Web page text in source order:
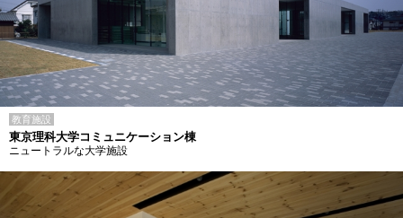
教育施設
東京理科大学コミュニケーション棟
ニュートラルな大学施設